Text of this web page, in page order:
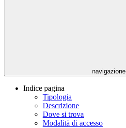
navigazione
Indice pagina
Tipologia
Descrizione
Dove si trova
Modalità di accesso